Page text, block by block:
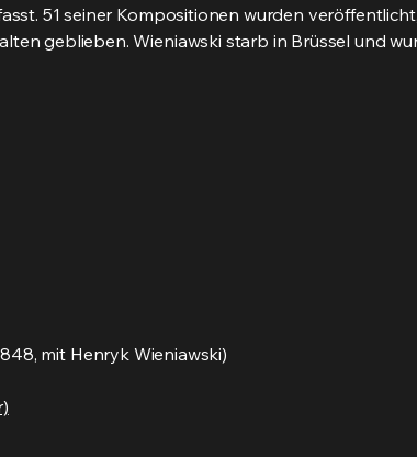
51 seiner Kompositionen wurden
geblieben. Wieniawski starb in Brüssel und
mit Henryk Wieniawski)